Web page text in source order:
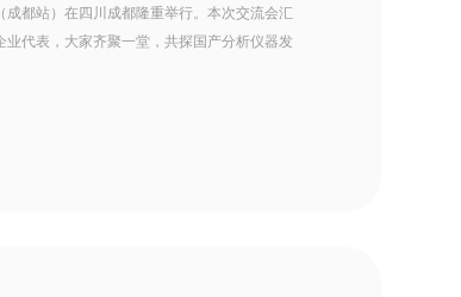
都站）在四川成都隆重举行。本次交流会汇
代表，大家齐聚一堂，共探国产分析仪器发